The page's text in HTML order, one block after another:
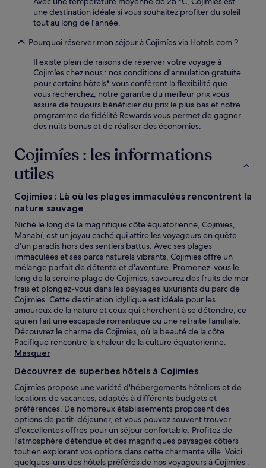
une destination idéale si vous souhaitez profiter du soleil
tout au long de l'année.
Pourquoi réserver mon séjour à Cojimíes via Hotels.com ?
Il existe plein de raisons de réserver votre voyage à
Cojimíes chez nous : nos conditions d'annulation gratuite
pour certains hôtels* vous confèrent la flexibilité que
vous recherchez, notre garantie du meilleur prix vous
assure de toujours bénéficier du prix le plus bas et notre
programme de fidélité Rewards vous permet de gagner
des nuits bonus et de réaliser des économies.
Cojimíes : les informations
utiles
Cojimies : Là où les plages immaculées rencontrent la
nature sauvage
Niché le long de la magnifique côte équatorienne, Cojimies,
Manabí, est un joyau caché qui attire les voyageurs en quête
d'un paradis hors des sentiers battus. Avec ses plages
immaculées et ses parcs naturels vibrants, Cojimies offre un
mélange parfait de détente et d'aventure. Promenez-vous le
long de la sereine plage de Cojimies, savourez des fruits de mer
frais et plongez-vous dans les paysages luxuriants du parc de
Cojimies. Cette destination idyllique est idéale pour les
amoureux de la nature et ceux qui cherchent à se détendre, ce
qui en fait une escapade romantique ou une retraite familiale.
Découvrez le charme de Cojimies, où la beauté de la côte
Pacifique rencontre la chaleur de la culture équatorienne.
Masquer
Découvrez de superbes hôtels à Cojimíes
Cojimíes propose une variété d'hébergements hôteliers et de
locations de vacances, adaptés à différents budgets et
préférences. De nombreux établissements proposent des
options de petit-déjeuner, et vous pouvez souvent trouver
d'excellentes offres pour un séjour confortable. Profitez de
l'atmosphère détendue et des magnifiques paysages côtiers
tout en explorant vos options dans cette charmante ville. Voici
quelques-uns des hôtels préférés de nos voyageurs à Cojimíes :